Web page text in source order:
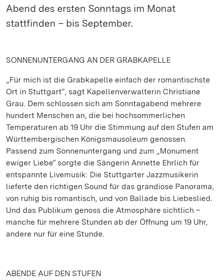
Abend des ersten Sonntags im Monat
stattfinden – bis September.
SONNENUNTERGANG AN DER GRABKAPELLE
„Für mich ist die Grabkapelle einfach der romantischste
Ort in Stuttgart“, sagt Kapellenverwalterin Christiane
Grau. Dem schlossen sich am Sonntagabend mehrere
hundert Menschen an, die bei hochsommerlichen
Temperaturen ab 19 Uhr die Stimmung auf den Stufen am
Württembergischen Königsmausoleum genossen.
Passend zum Sonnenuntergang und zum „Monument
ewiger Liebe“ sorgte die Sängerin Annette Ehrlich für
entspannte Livemusik: Die Stuttgarter Jazzmusikerin
lieferte den richtigen Sound für das grandiose Panorama,
von ruhig bis romantisch, und von Ballade bis Liebeslied.
Und das Publikum genoss die Atmosphäre sichtlich –
manche für mehrere Stunden ab der Öffnung um 19 Uhr,
andere nur für eine Stunde.
ABENDE AUF DEN STUFEN